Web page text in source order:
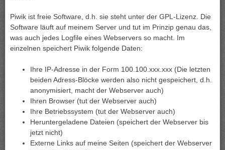
Piwik ist freie Software, d.h. sie steht unter der GPL-Lizenz. Die
Software läuft auf meinem Server und tut im Prinzip genau das,
was auch jedes Logfile eines Webservers so macht. Im
einzelnen speichert Piwik folgende Daten:
Ihre IP-Adresse in der Form 100.100.xxx.xxx (Die letzten
beiden Adress-Blöcke werden also nicht gespeichert, d.h.
anonymisiert, macht der Webserver auch)
Ihren Browser (tut der Webserver auch)
Ihre Betriebssystem (tut der Webserver auch)
Heruntergeladene Dateien (speichert der Webserver bis
jetzt nicht)
Externe Links auf meine Seiten (speichert der Webserver